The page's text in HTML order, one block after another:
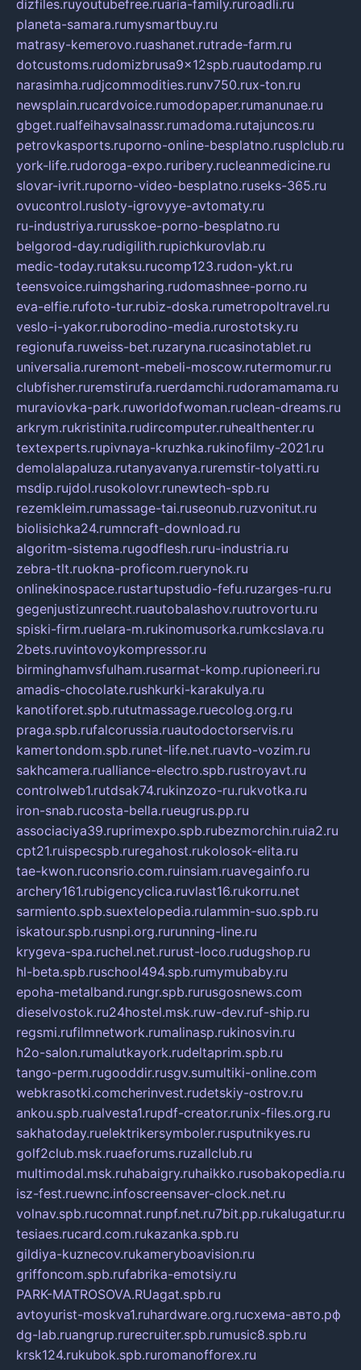
dizfiles.ruyoutubefree.ruaria-family.ruroadli.ru
planeta-samara.rumysmartbuy.ru
matrasy-kemerovo.ruashanet.rutrade-farm.ru
dotcustoms.rudomizbrusa9x12spb.ruautodamp.ru
narasimha.rudjcommodities.runv750.rux-ton.ru
newsplain.rucardvoice.rumodopaper.rumanunae.ru
gbget.rualfeihavsalnassr.rumadoma.rutajuncos.ru
petrovkasports.ruporno-online-besplatno.rusplclub.ru
york-life.rudoroga-expo.ruribery.rucleanmedicine.ru
slovar-ivrit.ruporno-video-besplatno.ruseks-365.ru
ovucontrol.rusloty-igrovyye-avtomaty.ru
ru-industriya.rurusskoe-porno-besplatno.ru
belgorod-day.rudigilith.rupichkurovlab.ru
medic-today.rutaksu.rucomp123.rudon-ykt.ru
teensvoice.ruimgsharing.rudomashnee-porno.ru
eva-elfie.rufoto-tur.rubiz-doska.rumetropoltravel.ru
veslo-i-yakor.ruborodino-media.rurostotsky.ru
regionufa.ruweiss-bet.ruzaryna.rucasinotablet.ru
universalia.ruremont-mebeli-moscow.rutermomur.ru
clubfisher.ruremstirufa.ruerdamchi.rudoramamama.ru
muraviovka-park.ruworldofwoman.ruclean-dreams.ru
arkrym.rukristinita.rudircomputer.ruhealthenter.ru
textexperts.rupivnaya-kruzhka.rukinofilmy-2021.ru
demolalapaluza.rutanyavanya.ruremstir-tolyatti.ru
msdip.rujdol.rusokolovr.runewtech-spb.ru
rezemkleim.rumassage-tai.ruseonub.ruzvonitut.ru
biolisichka24.rumncraft-download.ru
algoritm-sistema.rugodflesh.ruru-industria.ru
zebra-tlt.ruokna-proficom.ruerynok.ru
onlinekinospace.rustartupstudio-fefu.ruzarges-ru.ru
gegenjustizunrecht.ruautobalashov.ruutrovortu.ru
spiski-firm.ruelara-m.rukinomusorka.rumkcslava.ru
2bets.ruvintovoykompressor.ru
birminghamvsfulham.rusarmat-komp.rupioneeri.ru
amadis-chocolate.rushkurki-karakulya.ru
kanotiforet.spb.rututmassage.ruecolog.org.ru
praga.spb.rufalcorussia.ruautodoctorservis.ru
kamertondom.spb.runet-life.net.ruavto-vozim.ru
sakhcamera.rualliance-electro.spb.rustroyavt.ru
controlweb1.rutdsak74.rukinzozo-ru.rukvotka.ru
iron-snab.rucosta-bella.rueugrus.pp.ru
associaciya39.ruprimexpo.spb.rubezmorchin.ruia2.ru
cpt21.ruispecspb.ruregahost.rukolosok-elita.ru
tae-kwon.ruconsrio.com.ruinsiam.ruavegainfo.ru
archery161.rubigencyclica.ruvlast16.rukorru.net
sarmiento.spb.suextelopedia.rulammin-suo.spb.ru
iskatour.spb.rusnpi.org.rurunning-line.ru
krygeva-spa.ruchel.net.rurust-loco.rudugshop.ru
hl-beta.spb.ruschool494.spb.rumymubaby.ru
epoha-metalband.rungr.spb.rurusgosnews.com
dieselvostok.ru24hostel.msk.ruw-dev.ruf-ship.ru
regsmi.rufilmnetwork.rumalinasp.rukinosvin.ru
h2o-salon.rumalutkayork.rudeltaprim.spb.ru
tango-perm.rugooddir.rusgv.sumultiki-online.com
webkrasotki.comcherinvest.rudetskiy-ostrov.ru
ankou.spb.rualvesta1.rupdf-creator.runix-files.org.ru
sakhatoday.ruelektrikersymboler.rusputnikyes.ru
golf2club.msk.ruaeforums.ruzallclub.ru
multimodal.msk.ruhabaigry.ruhaikko.rusobakopedia.ru
isz-fest.ruewnc.infoscreensaver-clock.net.ru
volnav.spb.rucomnat.runpf.net.ru7bit.pp.rukalugatur.ru
tesiaes.rucard.com.rukazanka.spb.ru
gildiya-kuznecov.rukameryboavision.ru
griffoncom.spb.rufabrika-emotsiy.ru
PARK-MATROSOVA.RUagat.spb.ru
avtoyurist-moskva1.ruhardware.org.ruсхема-авто.рф
dg-lab.ruangrup.rurecruiter.spb.rumusic8.spb.ru
krsk124.rukubok.spb.ruromanofforex.ru